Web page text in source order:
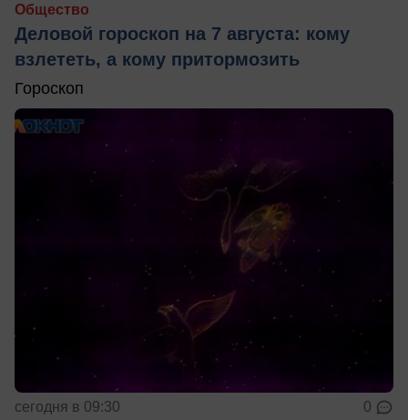
Общество
Деловой гороскоп на 7 августа: кому
взлететь, а кому притормозить
Гороскоп
сегодня в 09:30 0